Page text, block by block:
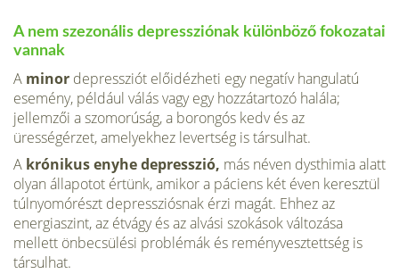
A nem szezonális depressziónak különböző fokozatai
vannak
A minor depressziót előidézheti egy negatív hangulatú
esemény, például válás vagy egy hozzátartozó halála;
jellemzői a szomorúság, a borongós kedv és az
ürességérzet, amelyekhez levertség is társulhat.
A krónikus enyhe depresszió, más néven dysthimia alatt
olyan ál­lapotot értünk, amikor a páciens két éven keresztül
túlnyomórészt depressziósnak érzi magát. Ehhez az
energiaszint, az étvágy és az al­vási szokások változása
mellett önbecsülési problémák és reményvesz­tettség is
társulhat.